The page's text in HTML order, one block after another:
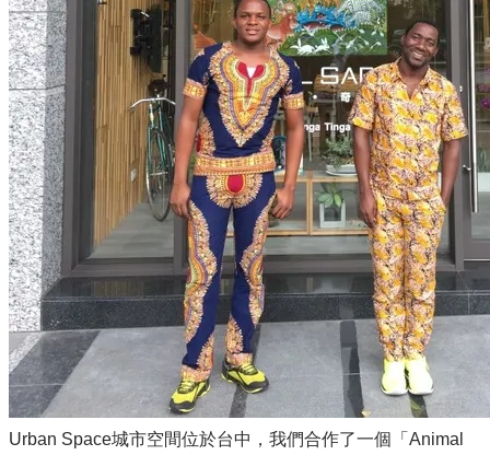
Urban Space城市空間位於台中，我們合作了一個「Animal